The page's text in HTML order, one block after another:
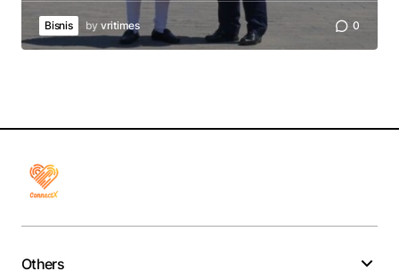
Bisnis by vritimes 0
Others